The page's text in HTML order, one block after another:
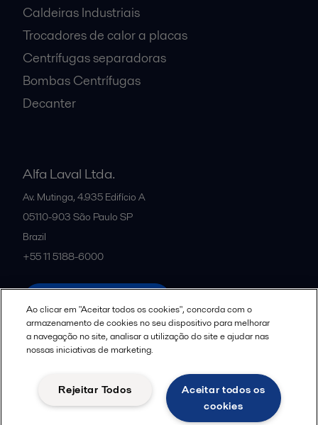
Caldeiras Industriais
Trocadores de calor a placas
Centrífugas separadoras
Bombas Centrífugas
Decanter
Alfa Laval Ltda.
Av. Mutinga, 4.935 Edifício A
05110-903 São Paulo SP
Brazil
+55 11 5188-6000
Diretrizes da Comunidade
Aviso de Privacidade de Dados para Candidatos a Vagas
Ao clicar em "Aceitar todos os cookies", concorda com o
armazenamento de cookies no seu dispositivo para melhorar
a navegação no site, analisar a utilização do site e ajudar nas
nossas iniciativas de marketing.
Aceitar todos os
cookies
Rejeitar Todos